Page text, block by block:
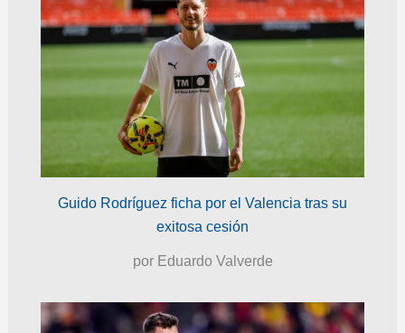
Guido Rodríguez ficha por el Valencia tras su
exitosa cesión
por Eduardo Valverde